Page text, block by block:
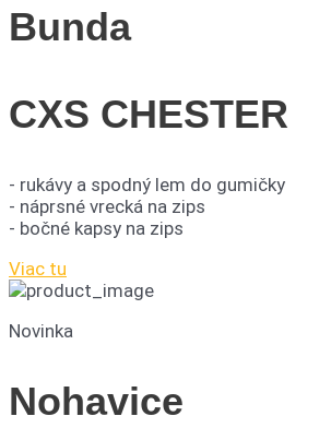
Bunda
CXS CHESTER
- rukávy a spodný lem do gumičky
- náprsné vrecká na zips
- bočné kapsy na zips
Viac tu
Novinka
Nohavice